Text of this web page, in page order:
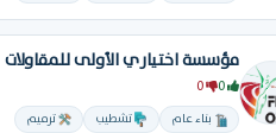
مؤسسة اختياري الأولى للمقاولات
0
0
بناء عام تشطيب ترميم